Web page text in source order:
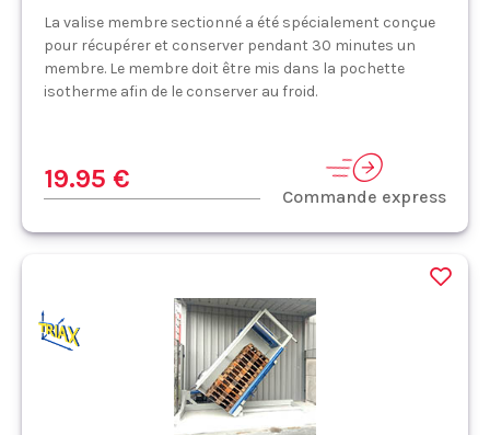
La valise membre sectionné a été spécialement conçue
pour récupérer et conserver pendant 30 minutes un
membre. Le membre doit être mis dans la pochette
isotherme afin de le conserver au froid.
19.95 €
Commande express